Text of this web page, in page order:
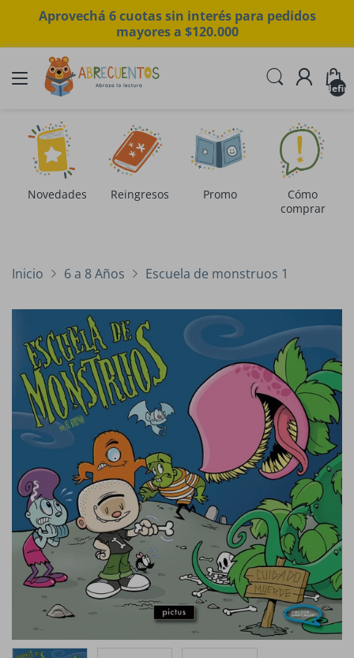
Aprovechá 6 cuotas sin interés para pedidos
mayores a $120.000
Novedades Reingresos Promo
Cómo
comprar
Inicio 6 a 8 Años Escuela de monstruos 1